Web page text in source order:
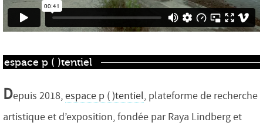
espace p ( )tentiel
Depuis 2018,espace p ( )tentiel, plateforme de recherche
artistique et d’exposition, fondée par Raya Lindberg et